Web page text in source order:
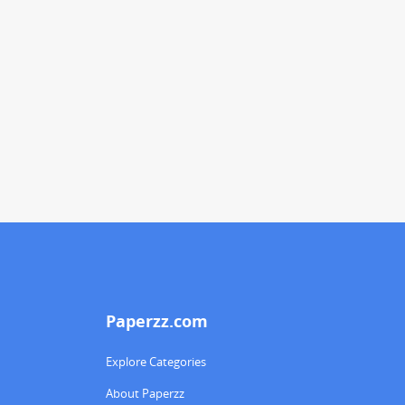
Paperzz.com
Explore Categories
About Paperzz